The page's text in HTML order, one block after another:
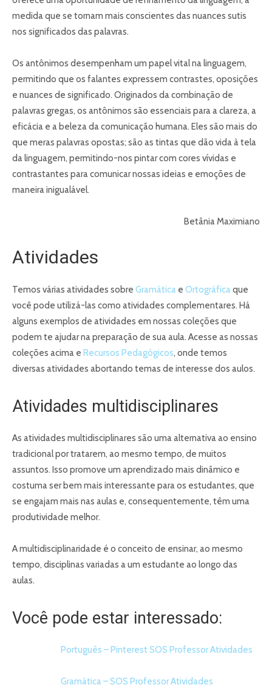
medida que se tornam mais conscientes das nuances sutis
nos significados das palavras.
Os antônimos desempenham um papel vital na linguagem,
permitindo que os falantes expressem contrastes, oposições
e nuances de significado. Originados da combinação de
palavras gregas, os antônimos são essenciais para a clareza, a
eficácia e a beleza da comunicação humana. Eles são mais do
que meras palavras opostas; são as tintas que dão vida à tela
da linguagem, permitindo-nos pintar com cores vívidas e
contrastantes para comunicar nossas ideias e emoções de
maneira inigualável.
Betânia Maximiano
Atividades
Temos várias atividades sobre Gramática e Ortográficaque
você pode utilizá-las como atividades complementares. Há
alguns exemplos de atividades em nossas coleções que
podem te ajudar na preparação de sua aula. Acesse as nossas
coleções acima e Recursos Pedagógicos, onde temos
diversas atividades abortando temas de interesse dos aulos.
Atividades multidisciplinares
As atividades multidisciplinares são uma alternativa ao ensino
tradicional por tratarem, ao mesmo tempo, de muitos
assuntos. Isso promove um aprendizado mais dinâmico e
costuma ser bem mais interessante para os estudantes, que
se engajam mais nas aulas e, consequentemente, têm uma
produtividade melhor.
A multidisciplinaridade é o conceito de ensinar, ao mesmo
tempo, disciplinas variadas a um estudante ao longo das
aulas.
Você pode estar interessado:
Português – Pinterest SOS Professor Atividades
Gramática – SOS Professor Atividades